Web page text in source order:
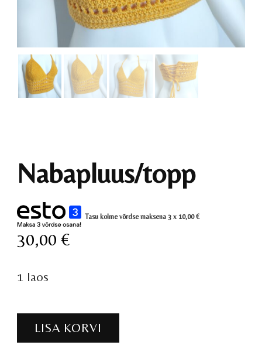
Nabapluus/topp
Tasu kolme võrdse maksena 3 x 10,00€
30,00 €
1 laos
Nabapluus/topp
kogus
LISA KORVI